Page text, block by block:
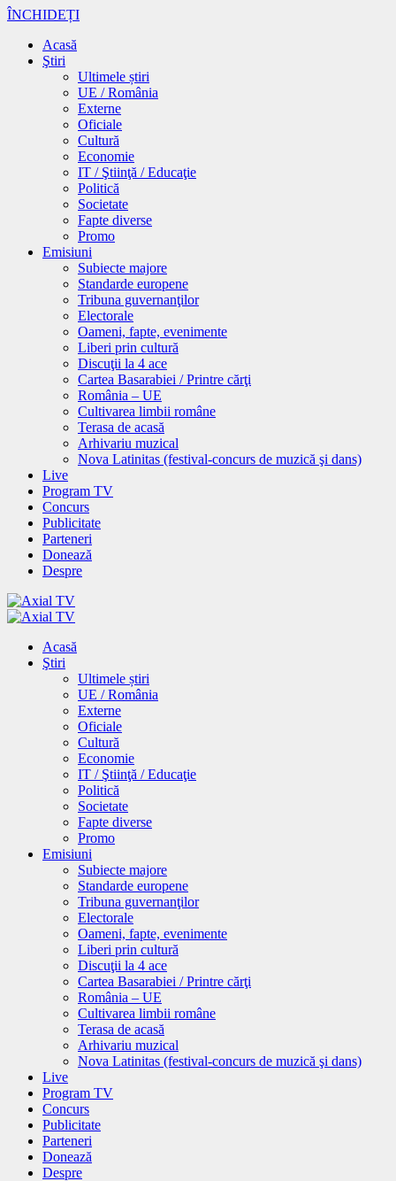
ÎNCHIDEȚI
Acasă
Ştiri
Ultimele știri
UE / România
Externe
Oficiale
Cultură
Economie
IT / Ştiinţă / Educaţie
Politică
Societate
Fapte diverse
Promo
Emisiuni
Subiecte majore
Standarde europene
Tribuna guvernanţilor
Electorale
Oameni, fapte, evenimente
Liberi prin cultură
Discuţii la 4 ace
Cartea Basarabiei / Printre cărţi
România – UE
Cultivarea limbii române
Terasa de acasă
Arhivariu muzical
Nova Latinitas (festival-concurs de muzică şi dans)
Live
Program TV
Concurs
Publicitate
Parteneri
Donează
Despre
Acasă
Ştiri
Ultimele știri
UE / România
Externe
Oficiale
Cultură
Economie
IT / Ştiinţă / Educaţie
Politică
Societate
Fapte diverse
Promo
Emisiuni
Subiecte majore
Standarde europene
Tribuna guvernanţilor
Electorale
Oameni, fapte, evenimente
Liberi prin cultură
Discuţii la 4 ace
Cartea Basarabiei / Printre cărţi
România – UE
Cultivarea limbii române
Terasa de acasă
Arhivariu muzical
Nova Latinitas (festival-concurs de muzică şi dans)
Live
Program TV
Concurs
Publicitate
Parteneri
Donează
Despre